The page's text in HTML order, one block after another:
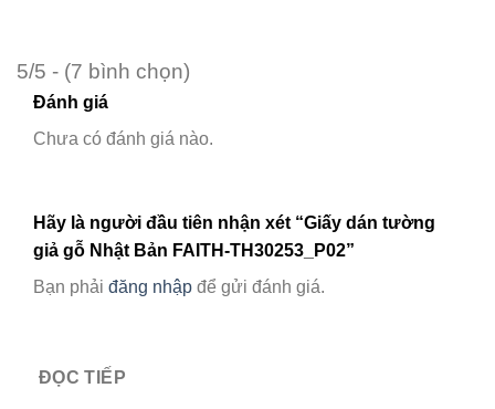
5/5 - (7 bình chọn)
Đánh giá
Chưa có đánh giá nào.
Hãy là người đầu tiên nhận xét “Giấy dán tường
giả gỗ Nhật Bản FAITH-TH30253_P02”
Bạn phải đăng nhập để gửi đánh giá.
ĐỌC TIẾP